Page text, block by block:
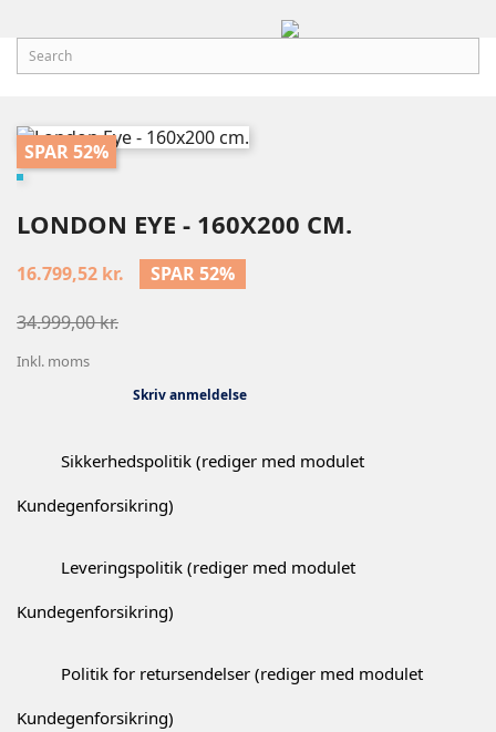
SPAR 52%
LONDON EYE - 160X200 CM.
16.799,52 kr.
SPAR 52%
34.999,00 kr.
Inkl. moms
Skriv anmeldelse
Sikkerhedspolitik (rediger med modulet
Kundegenforsikring)
Leveringspolitik (rediger med modulet
Kundegenforsikring)
Politik for retursendelser (rediger med modulet
Kundegenforsikring)